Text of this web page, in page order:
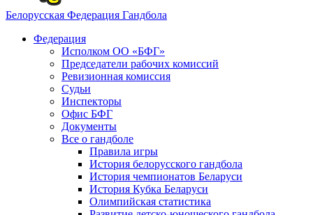
Белорусская Федерация Гандбола
Федерация
Исполком ОО «БФГ»
Председатели рабочих комиссий
Ревизионная комиссия
Судьи
Инспекторы
Офис БФГ
Документы
Все о гандболе
Правила игры
История белорусского гандбола
История чемпионатов Беларуси
История Кубка Беларуси
Олимпийская статистика